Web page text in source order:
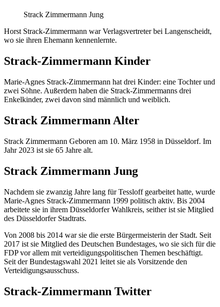
Strack Zimmermann Jung
Horst Strack-Zimmermann war Verlagsvertreter bei Langenscheidt,
wo sie ihren Ehemann kennenlernte.
Strack-Zimmermann Kinder
Marie-Agnes Strack-Zimmermann hat drei Kinder: eine Tochter und
zwei Söhne. Außerdem haben die Strack-Zimmermanns drei
Enkelkinder, zwei davon sind männlich und weiblich.
Strack Zimmermann Alter
Strack Zimmermann Geboren am 10. März 1958 in Düsseldorf. Im
Jahr 2023 ist sie 65 Jahre alt.
Strack Zimmermann Jung
Nachdem sie zwanzig Jahre lang für Tessloff gearbeitet hatte, wurde
Marie-Agnes Strack-Zimmermann 1999 politisch aktiv. Bis 2004
arbeitete sie in ihrem Düsseldorfer Wahlkreis, seither ist sie Mitglied
des Düsseldorfer Stadtrats.
Von 2008 bis 2014 war sie die erste Bürgermeisterin der Stadt. Seit
2017 ist sie Mitglied des Deutschen Bundestages, wo sie sich für die
FDP vor allem mit verteidigungspolitischen Themen beschäftigt.
Seit der Bundestagswahl 2021 leitet sie als Vorsitzende den
Verteidigungsausschuss.
Strack-Zimmermann Twitter